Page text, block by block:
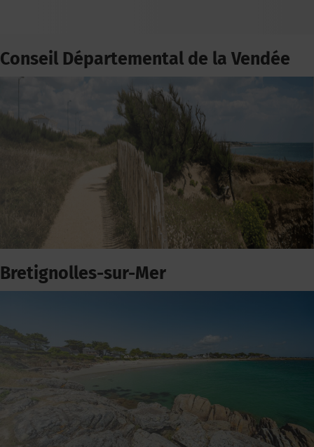
Conseil Départemental de la Vendée
Bretignolles-sur-Mer